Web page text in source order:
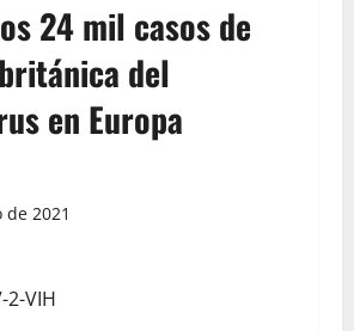
24 mil casos de
del
en Europa
2021